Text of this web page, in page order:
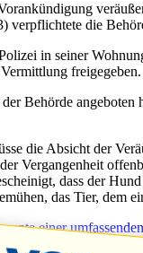
die
in seiner
freigegeben.
Behörde
die Absicht der
Vergangenheit
dass der
das Tier, dem
einer
differenzierte